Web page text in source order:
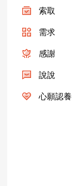
索取
需求
感謝
說說
心願認養